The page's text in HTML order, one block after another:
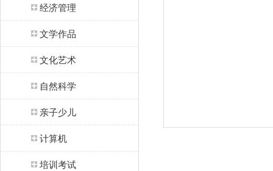
经济管理
文学作品
文化艺术
自然科学
亲子少儿
计算机
培训考试